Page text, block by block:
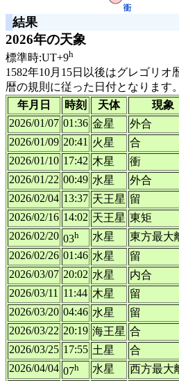
結果
2026年の天象
標準時:UT+9h
1582年10月15日以後はグレゴリオ
暦の規則に従った日付となります。
年月日
時刻 天体 現象
2026/01/07 01:36 金星 外合
2026/01/09 20:41 火星 合
2026/01/10 17:42 木星 衝
2026/01/22 00:49 水星 外合
2026/02/04 13:37 天王星 留
2026/02/16 14:02 天王星 東矩
2026/02/20 03h 水星 東方最大
2026/02/26 01:46 水星
留
2026/03/07 20:02 水星 内合
2026/03/11
11:44 木星
留
2026/03/20 04:46 水星
留
2026/03/22 20:19 海王星 合
2026/03/25 17:55 土星 合
2026/04/04 07h 水星 西方最大